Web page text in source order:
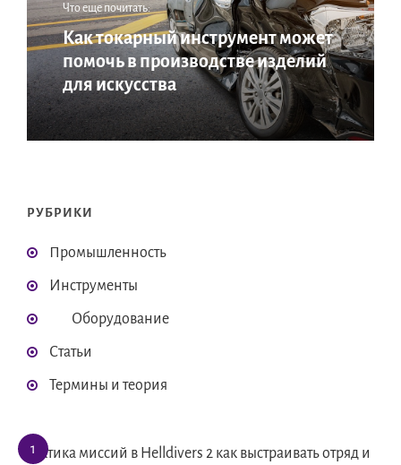
Что еще почитать:
Как токарный инструмент может
помочь в производстве изделий
для искусства
РУБРИКИ
Промышленность
Инструменты
Оборудование
Статьи
Термины и теория
Тактика миссий в Helldivers 2 как выстраивать отряд и